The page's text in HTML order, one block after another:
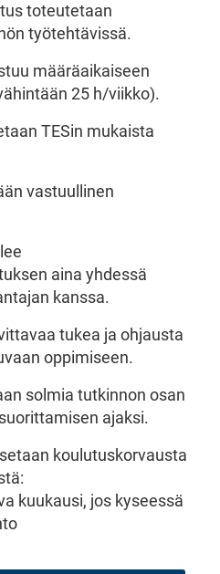
toteutetaan
työtehtävissä.
määräaikaiseen
25 h/viikko).
TESin mukaista
vastuullinen
aina yhdessä
kanssa.
tukea ja ohjausta
oppimiseen.
solmia tutkinnon osan
ajaksi.
koulutuskorvausta
kuukausi, jos kyseessä